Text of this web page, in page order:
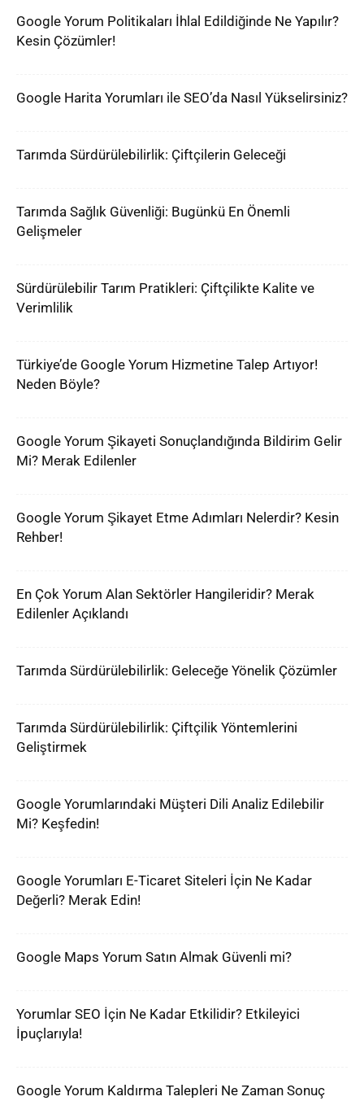
Google Yorum Politikaları İhlal Edildiğinde Ne Yapılır?
Kesin Çözümler!
Google Harita Yorumları ile SEO’da Nasıl Yükselirsiniz?
Tarımda Sürdürülebilirlik: Çiftçilerin Geleceği
Tarımda Sağlık Güvenliği: Bugünkü En Önemli
Gelişmeler
Sürdürülebilir Tarım Pratikleri: Çiftçilikte Kalite ve
Verimlilik
Türkiye’de Google Yorum Hizmetine Talep Artıyor!
Neden Böyle?
Google Yorum Şikayeti Sonuçlandığında Bildirim Gelir
Mi? Merak Edilenler
Google Yorum Şikayet Etme Adımları Nelerdir? Kesin
Rehber!
En Çok Yorum Alan Sektörler Hangileridir? Merak
Edilenler Açıklandı
Tarımda Sürdürülebilirlik: Geleceğe Yönelik Çözümler
Tarımda Sürdürülebilirlik: Çiftçilik Yöntemlerini
Geliştirmek
Google Yorumlarındaki Müşteri Dili Analiz Edilebilir
Mi? Keşfedin!
Google Yorumları E-Ticaret Siteleri İçin Ne Kadar
Değerli? Merak Edin!
Google Maps Yorum Satın Almak Güvenli mi?
Yorumlar SEO İçin Ne Kadar Etkilidir? Etkileyici
İpuçlarıyla!
Google Yorum Kaldırma Talepleri Ne Zaman Sonuç